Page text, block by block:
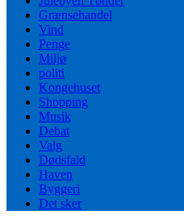
Grænsehandel
Vind
Penge
Miljø
politi
Kongehuset
Shopping
Musik
Debat
Valg
Dødsfald
Haven
Byggeri
Det sker